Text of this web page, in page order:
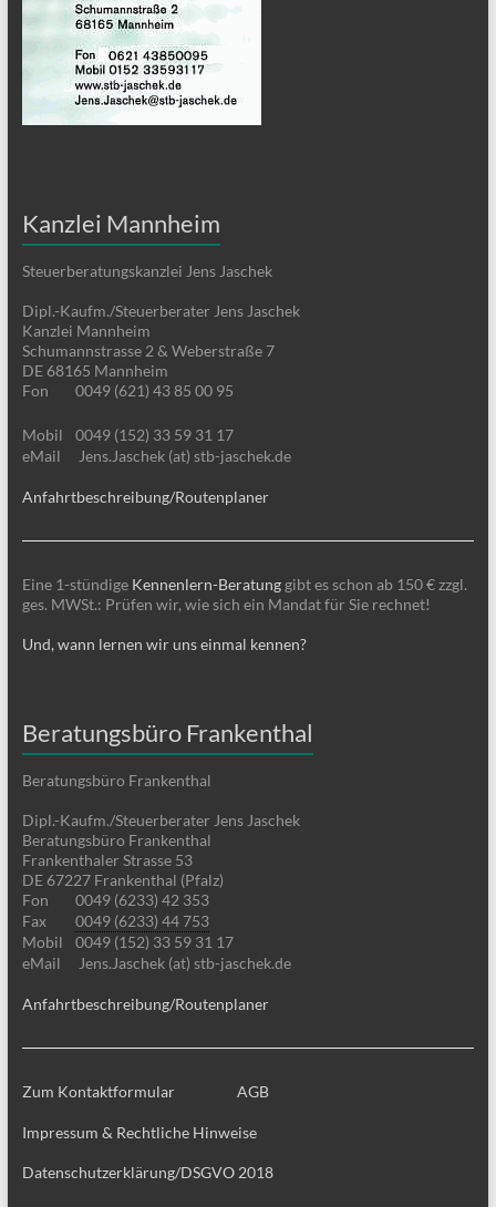
Kanzlei Mannheim
Steuerberatungskanzlei Jens Jaschek
Dipl.-Kaufm./Steuerberater Jens Jaschek
Kanzlei Mannheim
Schumannstrasse 2 & Weberstraße 7
DE 68165 Mannheim
Fon
0049 (621) 43 85 00 95
Mobil
0049 (152) 33 59 31 17
eMail
Jens.Jaschek (at) stb-jaschek.de
Anfahrtbeschreibung/Routenplaner
Eine 1-stündige Kennenlern-Beratunggibt es schon ab 150 € zzgl.
ges. MWSt.: Prüfen wir, wie sich ein Mandat für Sie rechnet!
Und, wann lernen wir uns einmal kennen?
Beratungsbüro Frankenthal
Beratungsbüro Frankenthal
Dipl.-Kaufm./Steuerberater Jens Jaschek
Beratungsbüro Frankenthal
Frankenthaler Strasse 53
DE 67227 Frankenthal (Pfalz)
Fon
0049 (6233) 42 353
Fax
0049 (6233) 44 753
Mobil
0049 (152) 33 59 31 17
eMail
Jens.Jaschek (at) stb-jaschek.de
Anfahrtbeschreibung/Routenplaner
Zum Kontaktformular AGB
Impressum & Rechtliche Hinweise
Datenschutzerklärung/DSGVO 2018